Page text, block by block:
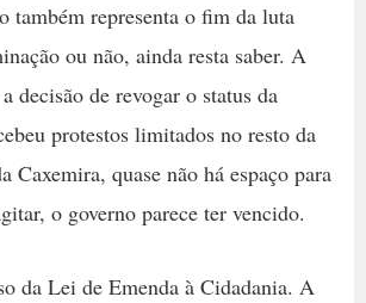
também representa o fim da luta
ou não, ainda resta saber. A
decisão de revogar o status da
protestos limitados no resto da
Caxemira, quase não há espaço para
o governo parece ter vencido.
da Lei de Emenda à Cidadania. A